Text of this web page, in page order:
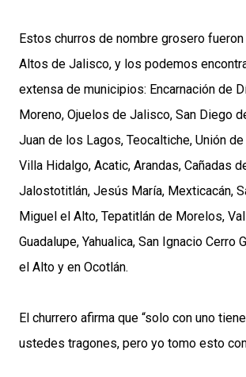
Estos churros de nombre grosero
Altos de Jalisco, y los podemos
extensa de municipios: Encarnación de
Moreno, Ojuelos de Jalisco, San Diego
Juan de los Lagos, Teocaltiche, Unión de
Villa Hidalgo, Acatic, Arandas, Cañadas
Jalostotitlán, Jesús María, Mexticacán,
Miguel el Alto, Tepatitlán de Morelos,
Guadalupe, Yahualica, San Ignacio Cerro
el Alto y en Ocotlán.
El churrero afirma que “solo con uno
ustedes tragones, pero yo tomo esto